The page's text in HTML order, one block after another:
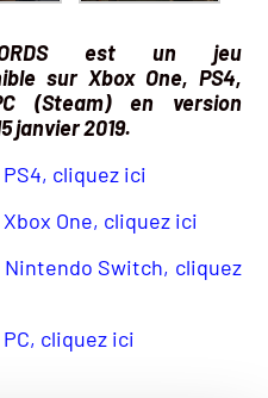
est un jeu
sur Xbox One, PS4,
(Steam) en version
janvier 2019.
cliquez ici
One, cliquez ici
Switch, cliquez
cliquez ici